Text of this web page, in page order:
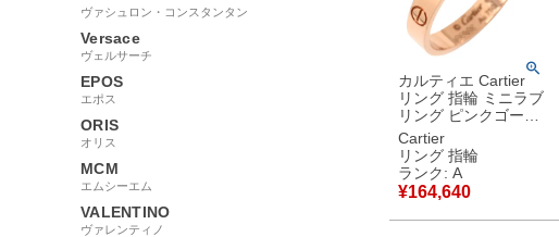
ヴァシュロン・コンスタンタン
Versace
ヴェルサーチ
EPOS
エポス
ORIS
オリス
MCM
エムシーエム
VALENTINO
ヴァレンティノ
カルティエ Cartier
リング 指輪 ミニラブ
リング ピンクゴール
ド #61(JP21) スモー
ルモデル LOVE Ring
18K 750PG 20号
B4085200 【中古】
中古美品
Cartier
リング 指輪
ランク: A
¥164,640